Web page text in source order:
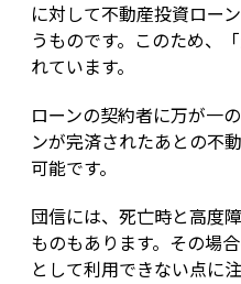
に対して不動産投資ロー
うものです。このため、
れています。
ローンの契約者に万が一
ンが完済されたあとの不
可能です。
団信には、死亡時と高度
ものもあります。その場
として利用できない点に